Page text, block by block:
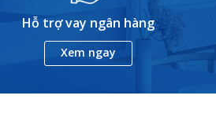
Hỗ trợ vay ngân hàng
Xem ngay